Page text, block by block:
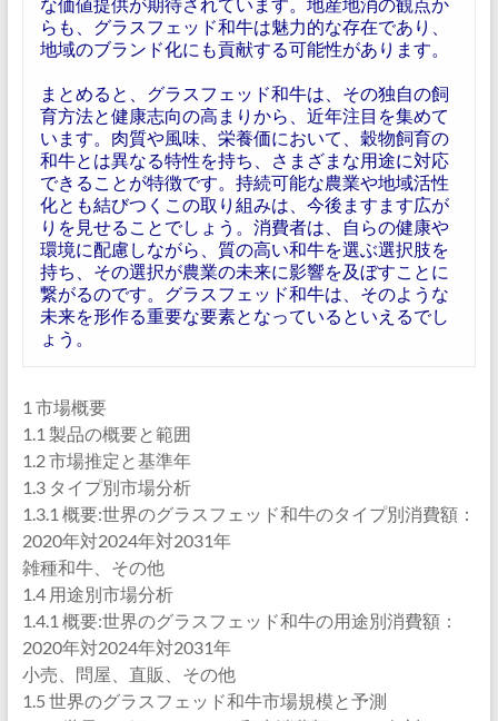
らも、グラスフェッド和牛は魅力的な存在であり、
地域のブランド化にも貢献する可能性があります。
まとめると、グラスフェッド和牛は、その独自の飼
育方法と健康志向の高まりから、近年注目を集めて
います。肉質や風味、栄養価において、穀物飼育の
和牛とは異なる特性を持ち、さまざまな用途に対応
できることが特徴です。持続可能な農業や地域活性
化とも結びつくこの取り組みは、今後ますます広が
りを見せることでしょう。消費者は、自らの健康や
環境に配慮しながら、質の高い和牛を選ぶ選択肢を
持ち、その選択が農業の未来に影響を及ぼすことに
繋がるのです。グラスフェッド和牛は、そのような
未来を形作る重要な要素となっているといえるでし
ょう。
1 市場概要
1.1 製品の概要と範囲
1.2 市場推定と基準年
1.3 タイプ別市場分析
1.3.1 概要:世界のグラスフェッド和牛のタイプ別消費額：
2020年対2024年対2031年
雑種和牛、その他
1.4 用途別市場分析
1.4.1 概要:世界のグラスフェッド和牛の用途別消費額：
2020年対2024年対2031年
小売、問屋、直販、その他
1.5 世界のグラスフェッド和牛市場規模と予測